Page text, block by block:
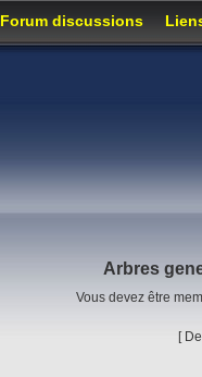
Forum discussions
Arbres
Vous devez être
[